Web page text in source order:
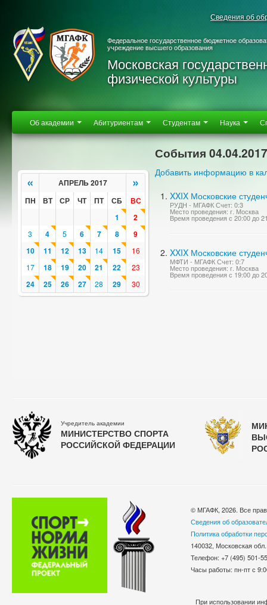
Сведения об
Федеральное государственное бюджетное
учреждение высшего образования
Московская
физической культуры
Об академии Абитуриентам Студентам Наука
« АПРЕЛЬ 2017 »
ПН ВТ СР ЧТ ПТ СБ
ВС
1
2
3 4 5 6 7 8
9
10
11 12 13 14 15
16
17
18 19 20 21 22 23
24 25 26 27 28 29 30
События 04.04.2017
Добавить информацию в
XXIX Московские
РУДН - МГАФК Счет: 0:3
Место проведения: г. Москва
Время проведения с 20:00 до
XXIX Московские
МФТИ - МГАФК Счет: 0:7
Место проведения: г. Москва
Время проведения с 19:00 до
Учредитель академии
МИНИСТЕРСТВО СПОРТА
РОССИЙСКОЙ ФЕДЕРАЦИИ
© МГАФК, 2026. Все
Сведения об
Политика обработки
140032, Московская
Телефон: +7 (495)
Часы работы: пн-пт с
При использовании